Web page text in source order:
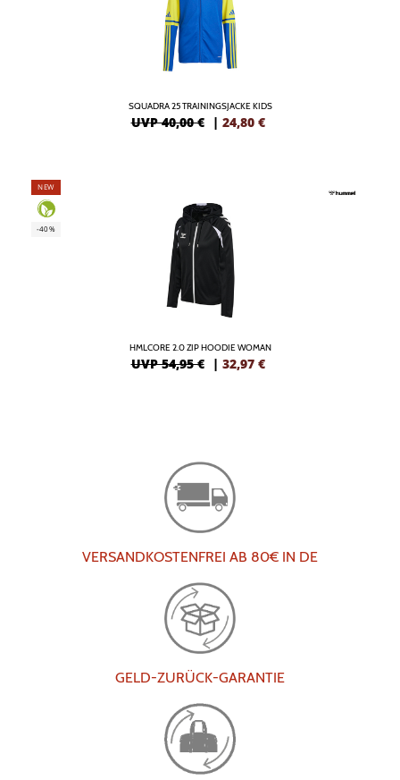
SQUADRA 25 TRAININGSJACKE KIDS
UVP 40,00 € | 24,80 €
NEW
-40%
HMLCORE 2.0 ZIP HOODIE WOMAN
UVP 54,95 € | 32,97 €
VERSANDKOSTENFREI AB 80€ IN DE
GELD-ZURÜCK-GARANTIE